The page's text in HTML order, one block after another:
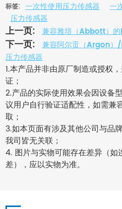
标签: 一次性使用压力传感器
一
压力传感器
上一页: 兼容雅培（Abbott）的
下一页:
兼容阿尔贡（Argon）
压力传感器
1.本产品并非由原厂制造或授权
证；
2.产品的实际使用效果会因设备
议用户自行验证适配性，如需兼
取；
3.如本页面有涉及其他公司与品
我司皆无关联；
4. 图片与实物可能存在差异（如
差），应以实物为准。